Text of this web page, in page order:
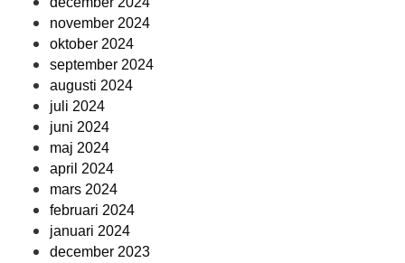
november 2024
oktober 2024
september 2024
augusti 2024
juli 2024
juni 2024
maj 2024
april 2024
mars 2024
februari 2024
januari 2024
december 2023